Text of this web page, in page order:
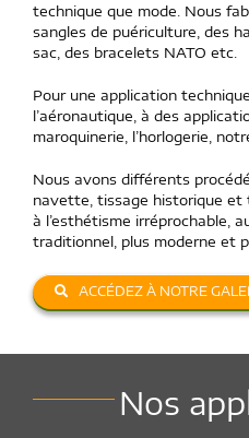
technique que mode. Nous
sangles de puériculture, des
sac, des bracelets NATO etc.
Pour une application technique
l’aéronautique, à des
maroquinerie, l’horlogerie,
Nous avons différents
navette, tissage historique et
à l’esthétisme irréprochable,
traditionnel, plus moderne et
ACCÉDEZ À NOTRE
Nos